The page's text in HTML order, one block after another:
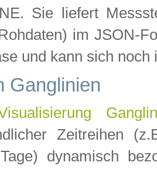
Sie liefert
im JSON-
und kann sich noch
Ganglinien
Zeitreihen
dynamisch